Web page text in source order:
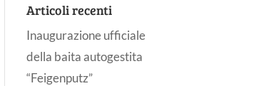
Articoli recenti
Inaugurazione ufficiale
della baita autogestita
“Feigenputz”